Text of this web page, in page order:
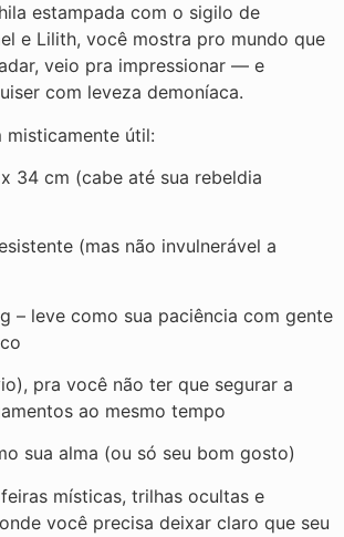
estampada com o sigilo de
e Lilith, você mostra pro mundo que
veio pra impressionar — e
com leveza demoníaca.
misticamente útil:
34 cm (cabe até sua rebeldia
(mas não invulnerável a
– leve como sua paciência com gente
pra você não ter que segurar a
ao mesmo tempo
sua alma (ou só seu bom gosto)
místicas, trilhas ocultas e
você precisa deixar claro que seu